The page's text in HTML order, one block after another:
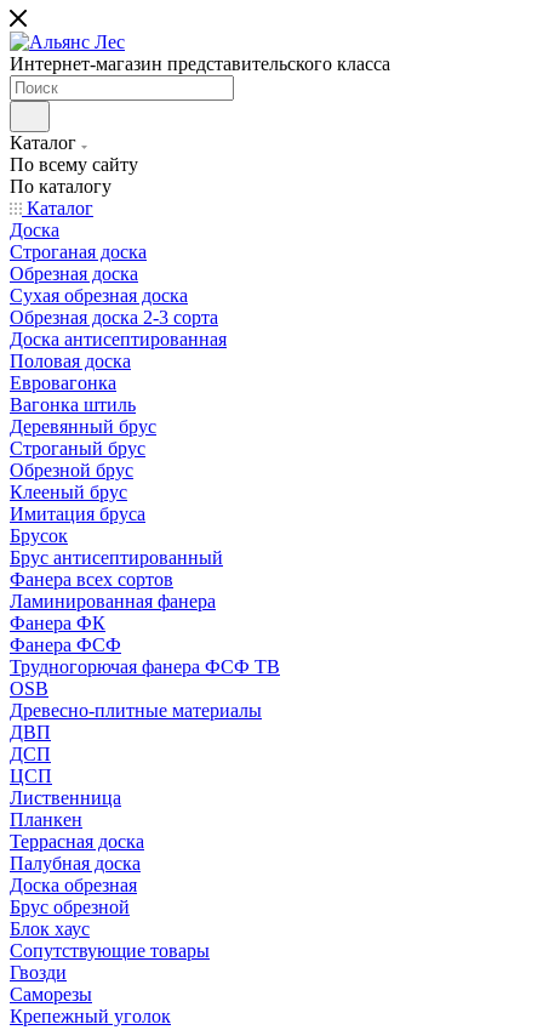
Интернет-магазин представительского класса
Каталог
По всему сайту
По каталогу
Каталог
Доска
Строганая доска
Обрезная доска
Сухая обрезная доска
Обрезная доска 2-3 сорта
Доска антисептированная
Половая доска
Евровагонка
Вагонка штиль
Деревянный брус
Строганый брус
Обрезной брус
Клееный брус
Имитация бруса
Брусок
Брус антисептированный
Фанера всех сортов
Ламинированная фанера
Фанера ФК
Фанера ФСФ
Трудногорючая фанера ФСФ ТВ
OSB
Древесно-плитные материалы
ДВП
ДСП
ЦСП
Лиственница
Планкен
Террасная доска
Палубная доска
Доска обрезная
Брус обрезной
Блок хаус
Сопутствующие товары
Гвозди
Саморезы
Крепежный уголок